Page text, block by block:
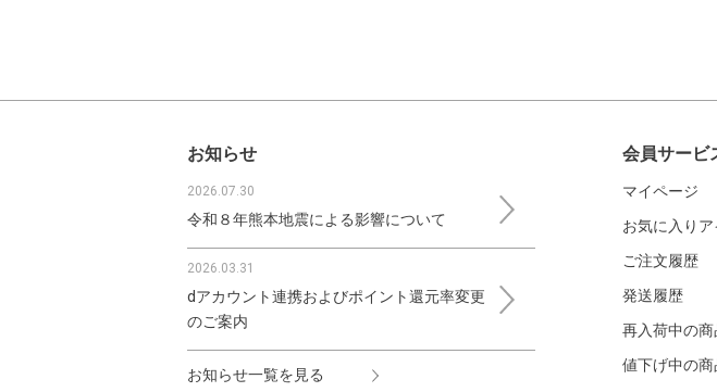
お知らせ
2026.07.30
令和８年熊本地震による影響について
2026.03.31
dアカウント連携およびポイント還元率変更
のご案内
お知らせ一覧を見る
会員サービ
マイページ
お気に入りア
ご注文履歴
発送履歴
再入荷中の商
値下げ中の商